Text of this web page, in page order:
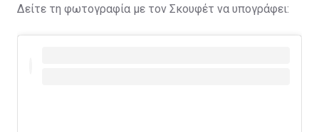
Δείτε τη φωτογραφία με τον Σκουφέτ να υπογράφει: